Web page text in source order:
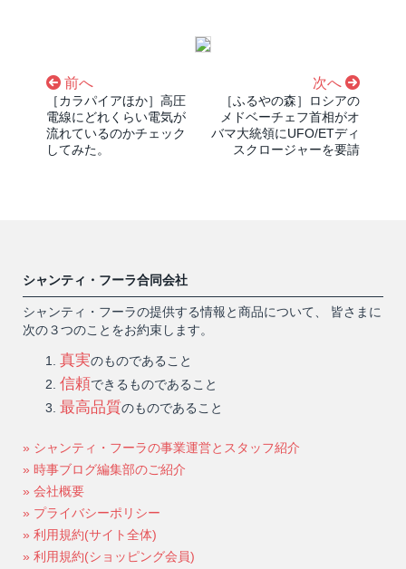
前へ
［カラパイアほか］高圧
電線にどれくらい電気が
流れているのかチェック
してみた。
次へ
［ふるやの森］ロシアの
メドベーチェフ首相がオ
バマ大統領にUFO/ETディ
スクロージャーを要請
シャンティ・フーラ合同会社
シャンティ・フーラの提供する情報と商品について、 皆さまに
次の３つのことをお約束します。
真実のものであること
信頼できるものであること
最高品質のものであること
» シャンティ・フーラの事業運営とスタッフ紹介
» 時事ブログ編集部のご紹介
» 会社概要
» プライバシーポリシー
» 利用規約(サイト全体)
» 利用規約(ショッピング会員)